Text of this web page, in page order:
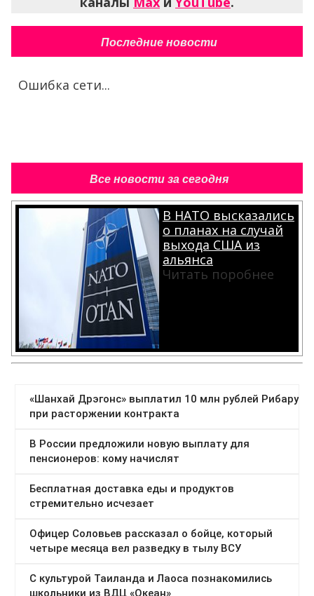
Последние новости
Ошибка сети...
Все новости за сегодня
В НАТО высказались
о планах на случай
выхода США из
альянса
Читать поробнее